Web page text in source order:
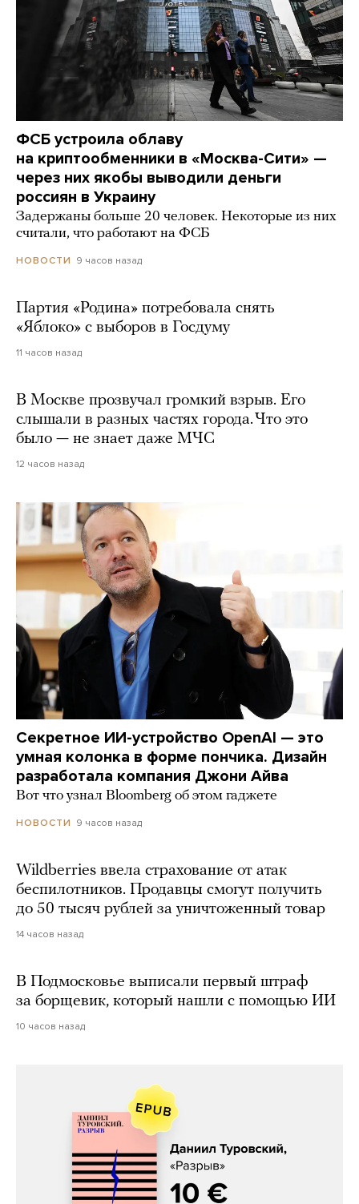
ФСБ устроила облаву
на криптообменники в «Москва-Сити» —
через них якобы выводили деньги
россиян в Украину
Задержаны больше 20 человек. Некоторые из них
считали, что работают на ФСБ
НОВОСТИ 9 часов назад
Партия «Родина» потребовала снять
«Яблоко» с выборов в Госдуму
11 часов назад
В Москве прозвучал громкий взрыв. Его
слышали в разных частях города. Что это
было — не знает даже МЧС
12 часов назад
Секретное ИИ-устройство OpenAI — это
умная колонка в форме пончика. Дизайн
разработала компания Джони Айва
Вот что узнал Bloomberg об этом гаджете
НОВОСТИ 9 часов назад
Wildberries ввела страхование от атак
беспилотников. Продавцы смогут получить
до 50 тысяч рублей за уничтоженный товар
14 часов назад
В Подмосковье выписали первый штраф
за борщевик, который нашли с помощью ИИ
10 часов назад